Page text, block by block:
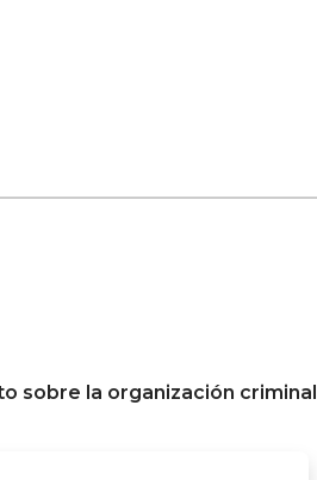
sobre la organización criminal